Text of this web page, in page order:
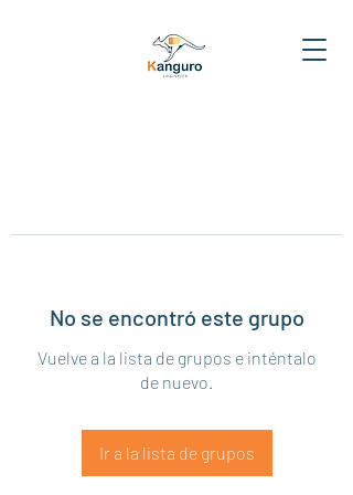
No se encontró este grupo
Vuelve a la lista de grupos e inténtalo
de nuevo.
Ir a la lista de grupos